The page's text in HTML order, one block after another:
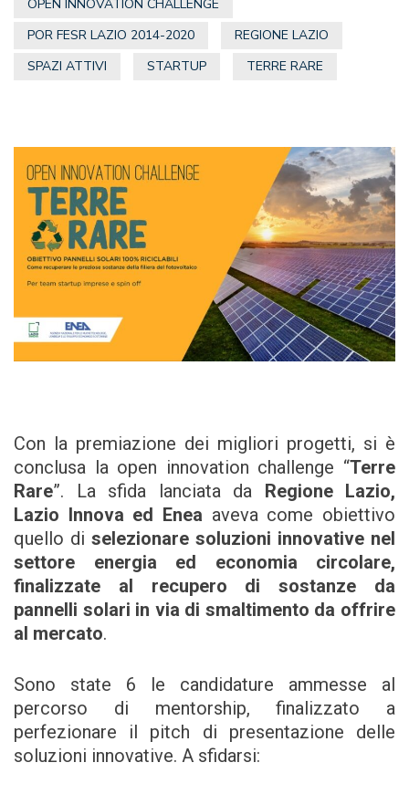
OPEN INNOVATION CHALLENGE
POR FESR LAZIO 2014-2020
REGIONE LAZIO
SPAZI ATTIVI
STARTUP TERRE RARE
Con la premiazione dei migliori progetti, si è
conclusa la open innovation challenge “Terre
Rare”. La sfida lanciata da Regione Lazio,
Lazio Innova ed Enea aveva come obiettivo
quello di selezionare soluzioni innovative nel
settore energia ed economia circolare,
finalizzate al recupero di sostanze da
pannelli solari in via di smaltimento da offrire
al mercato.
Sono state 6 le candidature ammesse al
percorso di mentorship, finalizzato a
perfezionare il pitch di presentazione delle
soluzioni innovative. A sfidarsi: